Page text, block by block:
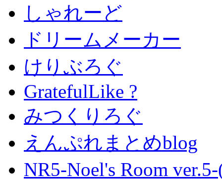
しゃれーど
ドリームメーカー
けりぶろぐ
GratefulLike ?
みつくりろぐ
えんぷれまとめblog
NR5-Noel's Room